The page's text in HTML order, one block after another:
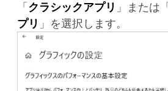
「 クラシックアプリ 」または「
プリ 」を選択します。